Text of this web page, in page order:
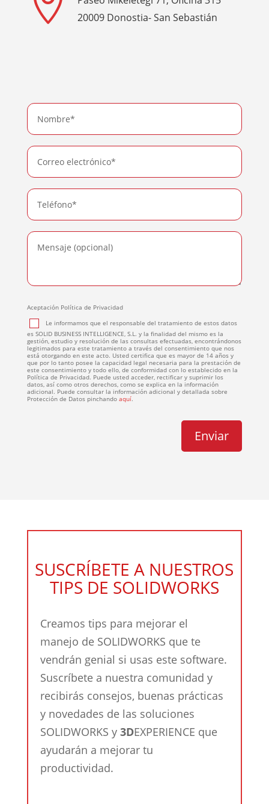
20009 Donostia- San Sebastián
Aceptación Política de Privacidad
Le informamos que el responsable del tratamiento de estos datos
es SOLID BUSINESS INTELLIGENCE, S.L. y la finalidad del mismo es la
gestión, estudio y resolución de las consultas efectuadas, encontrándonos
legitimados para este tratamiento a través del consentimiento que nos
está otorgando en este acto. Usted certifica que es mayor de 14 años y
que por lo tanto posee la capacidad legal necesaria para la prestación de
este consentimiento y todo ello, de conformidad con lo establecido en la
Política de Privacidad. Puede usted acceder, rectificar y suprimir los
datos, así como otros derechos, como se explica en la información
adicional. Puede consultar la información adicional y detallada sobre
Protección de Datos pinchando aquí.
SUSCRÍBETE A NUESTROS
TIPS DE SOLIDWORKS
Creamos tips para mejorar el
manejo de SOLIDWORKS que te
vendrán genial si usas este software.
Suscríbete a nuestra comunidad y
recibirás consejos, buenas prácticas
y novedades de las soluciones
SOLIDWORKS y3DEXPERIENCE que
ayudarán a mejorar tu
productividad.